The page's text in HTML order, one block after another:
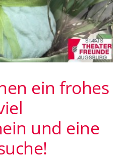
ein frohes
und eine